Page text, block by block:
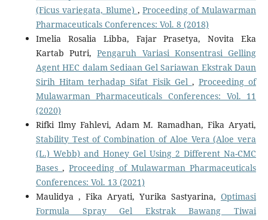
(Ficus variegata, Blume) ,Proceeding of Mulawarman
Pharmaceuticals Conferences: Vol. 8 (2018)
Imelia Rosalia Libba, Fajar Prasetya, Novita Eka
Kartab Putri,Pengaruh Variasi Konsentrasi Gelling
Agent HEC dalam Sediaan Gel Sariawan Ekstrak Daun
Sirih Hitam terhadap Sifat Fisik Gel , Proceeding of
Mulawarman Pharmaceuticals Conferences: Vol. 11
(2020)
Rifki Ilmy Fahlevi, Adam M. Ramadhan, Fika Aryati,
Stability Test of Combination of Aloe Vera (Aloe vera
(L.) Webb) and Honey Gel Using 2 Different Na-CMC
Bases,Proceeding of Mulawarman Pharmaceuticals
Conferences: Vol. 13 (2021)
Maulidya , Fika Aryati, Yurika Sastyarina,Optimasi
Formula Spray Gel Ekstrak Bawang Tiwai